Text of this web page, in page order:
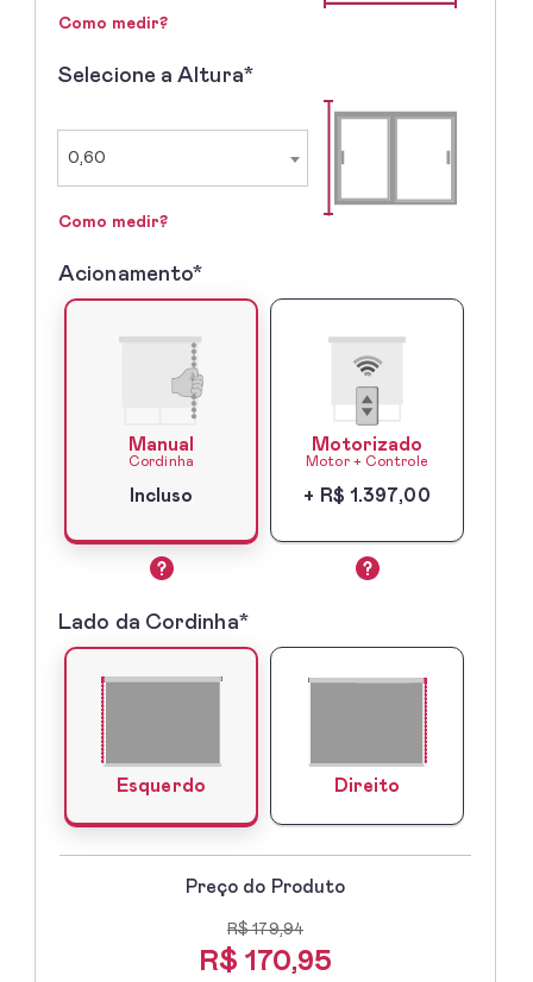
Como medir?
2º
Selecione a Altura*
0,60
Como medir?
3º
Acionamento*
Manual
Cordinha
Incluso
Motorizado
Motor + Controle
+ R$ 1.397,00
3º
Comando
Lado da Cordinha*
Esquerdo Direito
Preço do Produto
R$ 179,94
R$ 170,95